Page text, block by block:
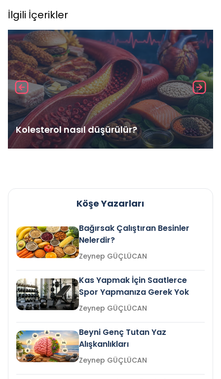
İlgili İçerikler
Kolesterol nasıl düşürülür?
Köşe Yazarları
Bağırsak Çalıştıran Besinler
Nelerdir?
Zeynep GÜÇLÜCAN
Kas Yapmak İçin Saatlerce
Spor Yapmanıza Gerek Yok
Zeynep GÜÇLÜCAN
Beyni Genç Tutan Yaz
Alışkanlıkları
Zeynep GÜÇLÜCAN